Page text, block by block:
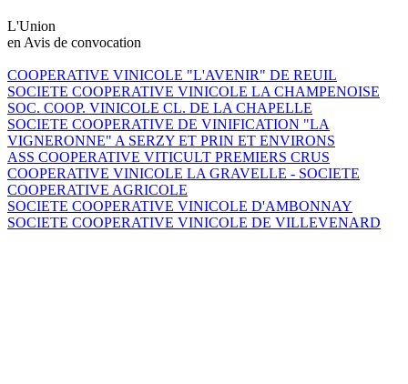
L'Union
en Avis de convocation
COOPERATIVE VINICOLE "L'AVENIR" DE REUIL
SOCIETE COOPERATIVE VINICOLE LA CHAMPENOISE
SOC. COOP. VINICOLE CL. DE LA CHAPELLE
SOCIETE COOPERATIVE DE VINIFICATION "LA
VIGNERONNE" A SERZY ET PRIN ET ENVIRONS
ASS COOPERATIVE VITICULT PREMIERS CRUS
COOPERATIVE VINICOLE LA GRAVELLE - SOCIETE
COOPERATIVE AGRICOLE
SOCIETE COOPERATIVE VINICOLE D'AMBONNAY
SOCIETE COOPERATIVE VINICOLE DE VILLEVENARD